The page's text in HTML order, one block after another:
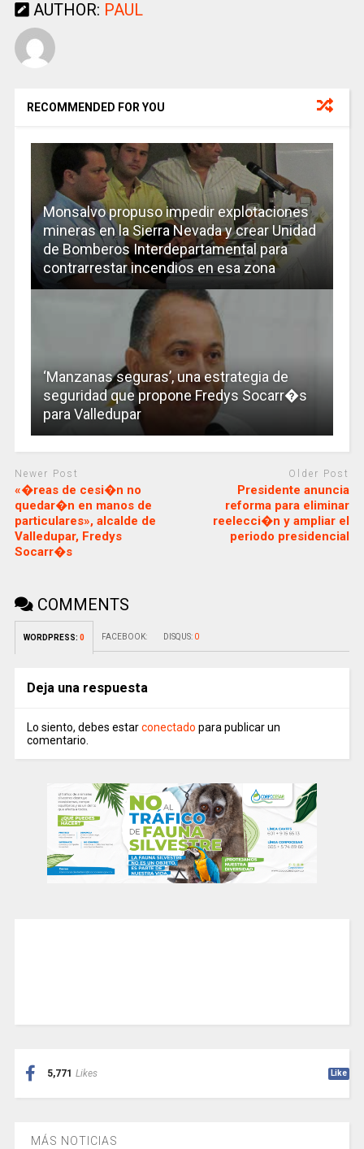
AUTHOR: PAUL
RECOMMENDED FOR YOU
Monsalvo propuso impedir explotaciones
mineras en la Sierra Nevada y crear Unidad
de Bomberos Interdepartamental para
contrarrestar incendios en esa zona
‘Manzanas seguras’, una estrategia de
seguridad que propone Fredys Socarr�s
para Valledupar
Newer Post
«�reas de cesi�n no
quedar�n en manos de
particulares», alcalde de
Valledupar, Fredys
Socarr�s
Older Post
Presidente anuncia
reforma para eliminar
reelecci�n y ampliar el
periodo presidencial
COMMENTS
WORDPRESS: 0 FACEBOOK: DISQUS: 0
Deja una respuesta
Lo siento, debes estarconectado para publicar un
comentario.
5,771 Likes Like
MÁS NOTICIAS